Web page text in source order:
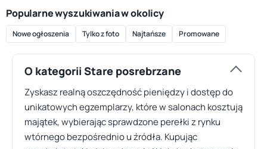
Popularne wyszukiwania w okolicy
Nowe ogłoszenia Tylko z foto Najtańsze Promowane
O kategorii Stare posrebrzane
Zyskasz realną oszczędność pieniędzy i dostęp do
unikatowych egzemplarzy, które w salonach kosztują
majątek, wybierając sprawdzone perełki z rynku
wtórnego bezpośrednio u źródła. Kupując